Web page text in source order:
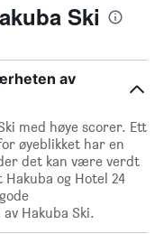
Ski
av
med høye scorer. Ett
øyeblikket har en
det kan være verdt
og Hotel 24
Hakuba Ski.